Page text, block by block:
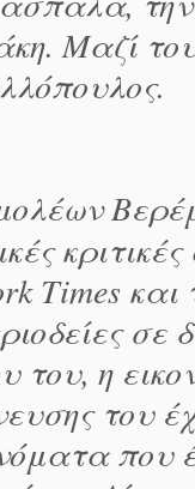
Μαζί
Times
σε
η
του
που